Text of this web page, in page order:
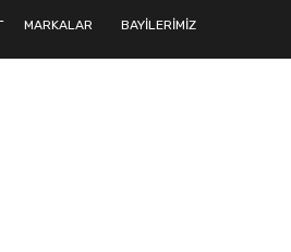
MARKALAR BAYİLERİMİZ